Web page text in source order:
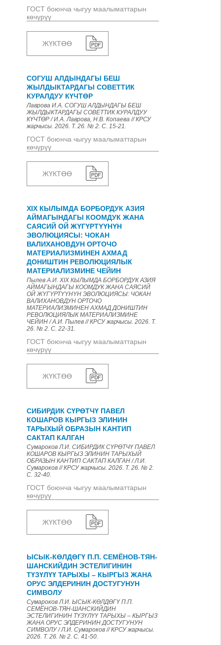
ГОСТ боюнча чыгуу маалыматтарын
көчүрүү
ЖҮКТӨӨ
СОГУШ АЛДЫНДАГЫ БЕШ
ЖЫЛДЫКТАРДАГЫ СОВЕТТИК
КУРАЛДУУ КҮЧТӨР
Лаврова И.А. СОГУШ АЛДЫНДАГЫ БЕШ
ЖЫЛДЫКТАРДАГЫ СОВЕТТИК КУРАЛДУУ
КҮЧТӨР / И.А. Лаврова, Н.В. Копаева // КРСУ
жарчысы. 2026. Т. 26. № 2. С. 15-21.
ГОСТ боюнча чыгуу маалыматтарын
көчүрүү
ЖҮКТӨӨ
XIX КЫЛЫМДА БОРБОРДУК АЗИЯ
АЙМАГЫНДАГЫ КООМДУК ЖАНА
САЯСИЙ ОЙ ЖYГYРТYYНYН
ЭВОЛЮЦИЯСЫ: ЧОКАН
ВАЛИХАНОВДУН ОРТОЧО
МАТЕРИАЛИЗМИНЕН АХМАД
ДОНИШТИН РЕВОЛЮЦИЯЛЫК
МАТЕРИАЛИЗМИНЕ ЧЕЙИН
Пылев А.И. XIX КЫЛЫМДА БОРБОРДУК АЗИЯ
АЙМАГЫНДАГЫ КООМДУК ЖАНА САЯСИЙ
ОЙ ЖYГYРТYYНYН ЭВОЛЮЦИЯСЫ: ЧОКАН
ВАЛИХАНОВДУН ОРТОЧО
МАТЕРИАЛИЗМИНЕН АХМАД ДОНИШТИН
РЕВОЛЮЦИЯЛЫК МАТЕРИАЛИЗМИНЕ
ЧЕЙИН / А.И. Пылев // КРСУ жарчысы. 2026. Т.
26. № 2. С. 22-31.
ГОСТ боюнча чыгуу маалыматтарын
көчүрүү
ЖҮКТӨӨ
СИБИРДИК СҮРӨТЧҮ ПАВЕЛ
КОШАРОВ КЫРГЫЗ ЭЛИНИН
ТАРЫХЫЙ ОБРАЗЫН КАНТИП
САКТАП КАЛГАН
Сумароков Л.И. СИБИРДИК СҮРӨТЧҮ ПАВЕЛ
КОШАРОВ КЫРГЫЗ ЭЛИНИН ТАРЫХЫЙ
ОБРАЗЫН КАНТИП САКТАП КАЛГАН / Л.И.
Сумароков // КРСУ жарчысы. 2026. Т. 26. № 2.
С. 32-40.
ГОСТ боюнча чыгуу маалыматтарын
көчүрүү
ЖҮКТӨӨ
ЫСЫК-КӨЛДӨГҮ П.П. СЕМЁНОВ-ТЯН-
ШАНСКИЙДИН ЭСТЕЛИГИНИН
ТҮЗҮЛҮҮ ТАРЫХЫ – КЫРГЫЗ ЖАНА
ОРУС ЭЛДЕРИНИН ДОСТУГУНУН
СИМВОЛУ
Сумароков Л.И. ЫСЫК-КӨЛДӨГҮ П.П.
СЕМЁНОВ-ТЯН-ШАНСКИЙДИН
ЭСТЕЛИГИНИН ТҮЗҮЛҮҮ ТАРЫХЫ – КЫРГЫЗ
ЖАНА ОРУС ЭЛДЕРИНИН ДОСТУГУНУН
СИМВОЛУ / Л.И. Сумароков // КРСУ жарчысы.
2026. Т. 26. № 2. С. 41-50.